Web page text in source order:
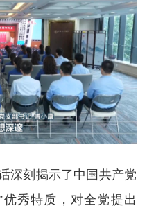
深刻揭示了中国共产党
秀特质，对全党提出